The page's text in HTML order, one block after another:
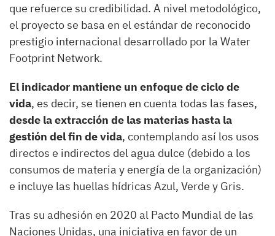
que refuerce su credibilidad. A nivel metodológico,
el proyecto se basa en el estándar de reconocido
prestigio internacional desarrollado por la Water
Footprint Network.
El indicador mantiene un enfoque de ciclo de
vida, es decir, se tienen en cuenta todas las fases,
desde la extracción de las materias hasta la
gestión del fin de vida, contemplando así los usos
directos e indirectos del agua dulce (debido a los
consumos de materia y energía de la organización)
e incluye las huellas hídricas Azul, Verde y Gris.
Tras su adhesión en 2020 al Pacto Mundial de las
Naciones Unidas, una iniciativa en favor de un